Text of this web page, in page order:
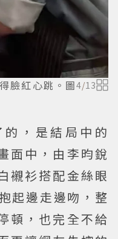
臉紅心跳。圖4/13
，是結局中的
面中，由李昀銳
襯衫搭配金絲眼
起邊走邊吻，整
頓，也完全不給